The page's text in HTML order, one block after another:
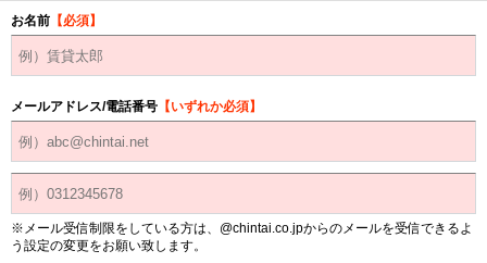
お名前 【必須】
メールアドレス/電話番号 【いずれか必須】
※メール受信制限をしている方は、@chintai.co.jpからのメールを受信できるよ
う設定の変更をお願い致します。